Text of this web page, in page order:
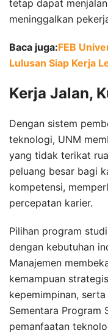
tetap dapat
meninggalkan
Baca juga:FEB
Lulusan Siap Kerja
Kerja Jalan,
Dengan sistem
teknologi, UNM
yang tidak terikat
peluang besar bagi
kompetensi,
percepatan karier.
Pilihan program
dengan kebutuhan
Manajemen
kemampuan
kepemimpinan,
Sementara Program
pemanfaatan